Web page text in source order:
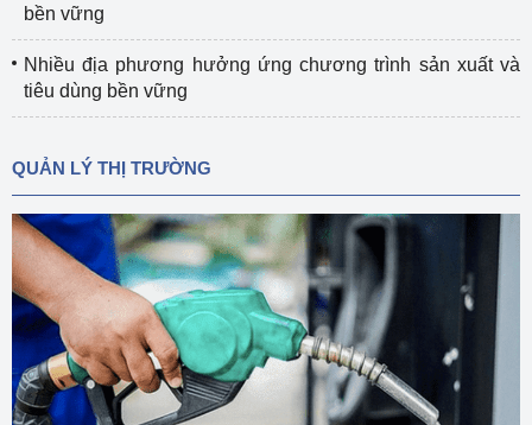
bền vững
Nhiều địa phương hưởng ứng chương trình sản xuất và
tiêu dùng bền vững
QUẢN LÝ THỊ TRƯỜNG